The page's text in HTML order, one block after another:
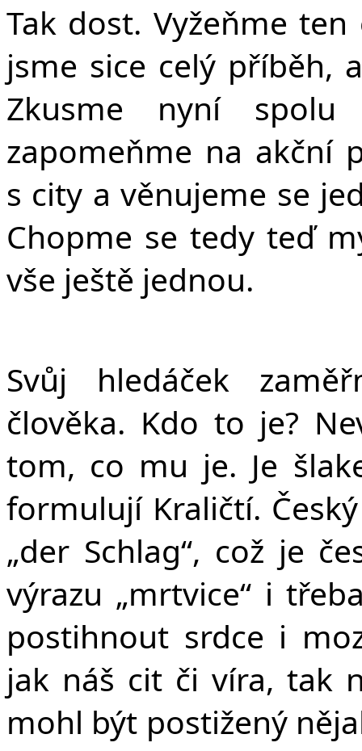
Tak dost. Vyžeňme
jsme sice celý příběh,
Zkusme nyní
zapomeňme na akční
s city a věnujeme se
Chopme se tedy teď
vše ještě jednou.
Svůj hledáček
člověka. Kdo to je?
tom, co mu je. Je
formulují Kraličtí.
„der Schlag“, což je
výrazu „mrtvice“ i
postihnout srdce i
jak náš cit či víra, tak
mohl být postižený